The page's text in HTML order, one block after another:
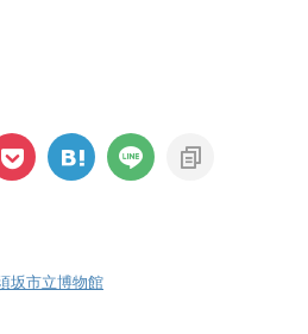
坂市立博物館